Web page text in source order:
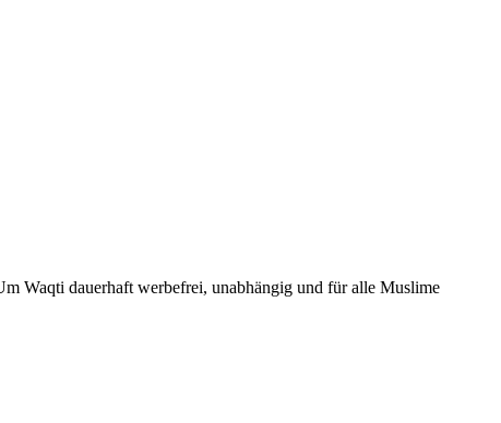
Waqti dauerhaft werbefrei, unabhängig und für alle Muslime